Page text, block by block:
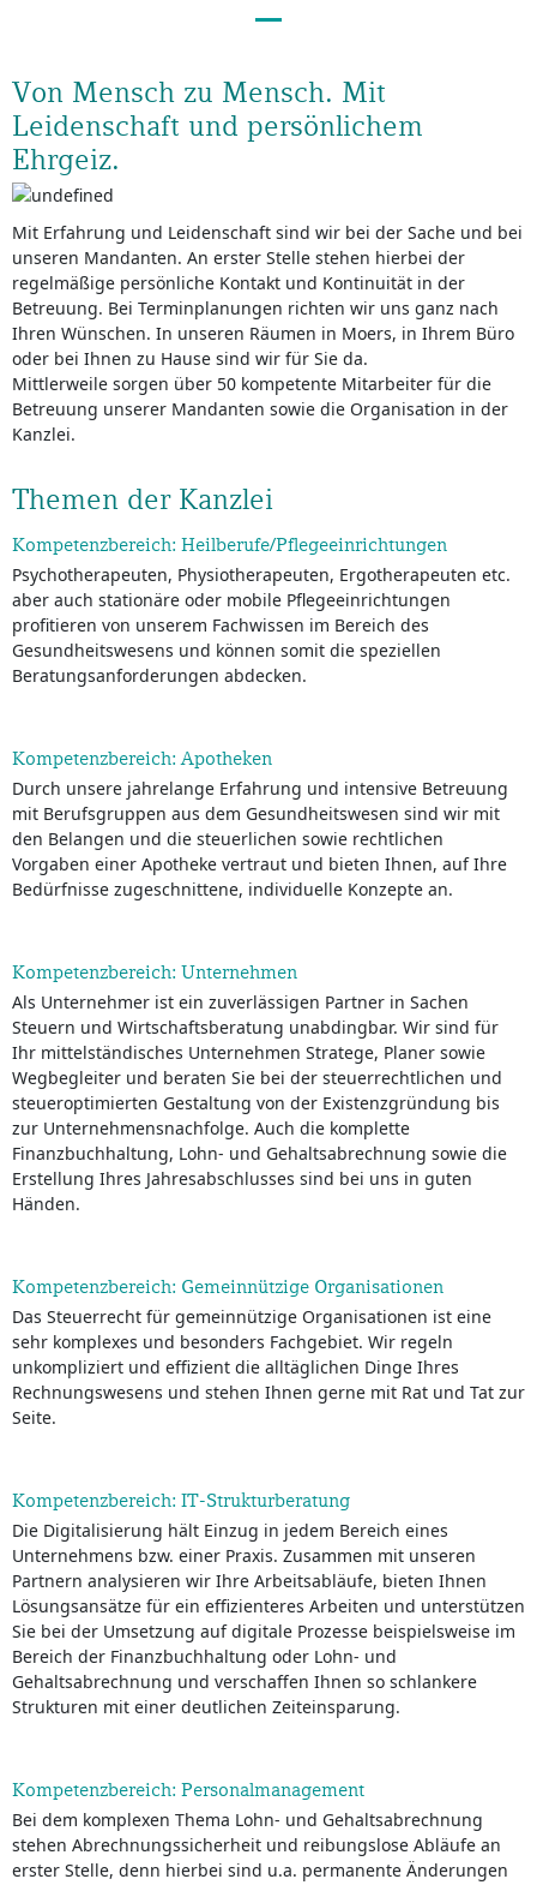
Von Mensch zu Mensch. Mit
Leidenschaft und persönlichem
Ehrgeiz.
Mit Erfahrung und Leidenschaft sind wir bei der Sache und bei
unseren Mandanten. An erster Stelle stehen hierbei der
regelmäßige persönliche Kontakt und Kontinuität in der
Betreuung. Bei Terminplanungen richten wir uns ganz nach
Ihren Wünschen. In unseren Räumen in Moers, in Ihrem Büro
oder bei Ihnen zu Hause sind wir für Sie da.
Mittlerweile sorgen über 50 kompetente Mitarbeiter für die
Betreuung unserer Mandanten sowie die Organisation in der
Kanzlei.
Themen der Kanzlei
Kompetenzbereich: Heilberufe/Pflegeeinrichtungen
Psychotherapeuten, Physiotherapeuten, Ergotherapeuten etc.
aber auch stationäre oder mobile Pflegeeinrichtungen
profitieren von unserem Fachwissen im Bereich des
Gesundheitswesens und können somit die speziellen
Beratungsanforderungen abdecken.
Kompetenzbereich: Apotheken
Durch unsere jahrelange Erfahrung und intensive Betreuung
mit Berufsgruppen aus dem Gesundheitswesen sind wir mit
den Belangen und die steuerlichen sowie rechtlichen
Vorgaben einer Apotheke vertraut und bieten Ihnen, auf Ihre
Bedürfnisse zugeschnittene, individuelle Konzepte an.
Kompetenzbereich: Unternehmen
Als Unternehmer ist ein zuverlässigen Partner in Sachen
Steuern und Wirtschaftsberatung unabdingbar. Wir sind für
Ihr mittelständisches Unternehmen Stratege, Planer sowie
Wegbegleiter und beraten Sie bei der steuerrechtlichen und
steueroptimierten Gestaltung von der Existenzgründung bis
zur Unternehmensnachfolge. Auch die komplette
Finanzbuchhaltung, Lohn- und Gehaltsabrechnung sowie die
Erstellung Ihres Jahresabschlusses sind bei uns in guten
Händen.
Kompetenzbereich: Gemeinnützige Organisationen
Das Steuerrecht für gemeinnützige Organisationen ist eine
sehr komplexes und besonders Fachgebiet. Wir regeln
unkompliziert und effizient die alltäglichen Dinge Ihres
Rechnungswesens und stehen Ihnen gerne mit Rat und Tat zur
Seite.
Kompetenzbereich: IT-Strukturberatung
Die Digitalisierung hält Einzug in jedem Bereich eines
Unternehmens bzw. einer Praxis. Zusammen mit unseren
Partnern analysieren wir Ihre Arbeitsabläufe, bieten Ihnen
Lösungsansätze für ein effizienteres Arbeiten und unterstützen
Sie bei der Umsetzung auf digitale Prozesse beispielsweise im
Bereich der Finanzbuchhaltung oder Lohn- und
Gehaltsabrechnung und verschaffen Ihnen so schlankere
Strukturen mit einer deutlichen Zeiteinsparung.
Kompetenzbereich: Personalmanagement
Bei dem komplexen Thema Lohn- und Gehaltsabrechnung
stehen Abrechnungssicherheit und reibungslose Abläufe an
erster Stelle, denn hierbei sind u.a. permanente Änderungen